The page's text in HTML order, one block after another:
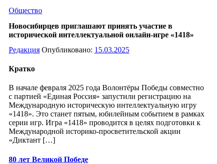
Общество
Новосибирцев приглашают принять участие в
исторической интеллектуальной онлайн-игре «1418»
Редакция Опубликовано: 15.03.2025
Кратко
В начале февраля 2025 года Волонтёры Победы совместно
с партией «Единая Россия» запустили регистрацию на
Международную историческую интеллектуальную игру
«1418». Это станет пятым, юбилейным событием в рамках
серии игр. Игра «1418» проводится в целях подготовки к
Международной историко-просветительской акции
«Диктант […]
80 лет Великой Победе